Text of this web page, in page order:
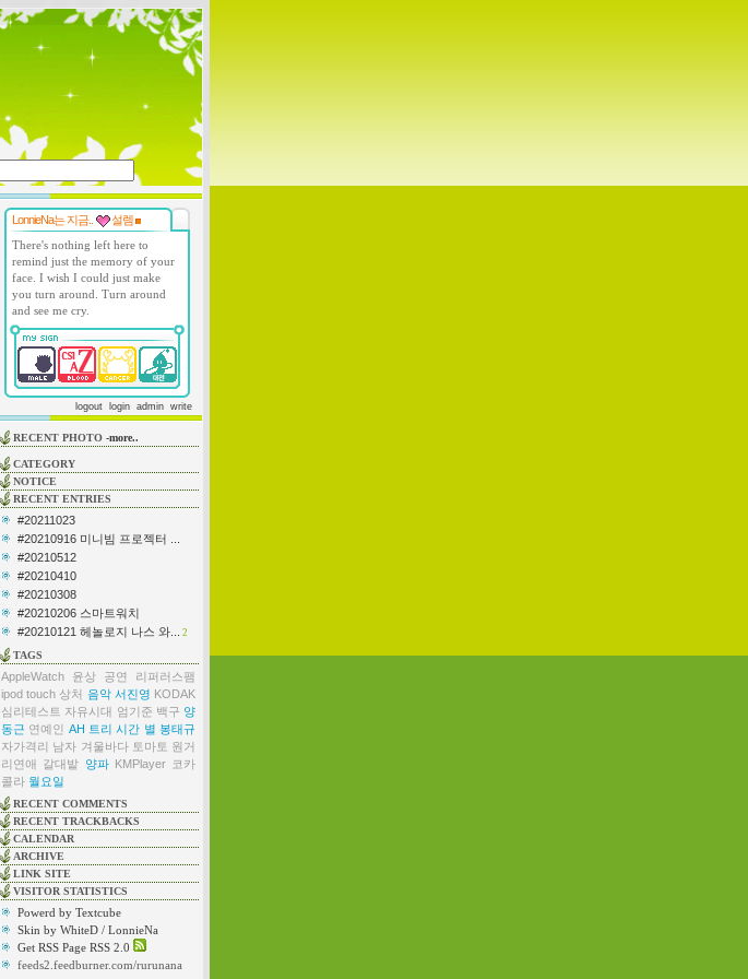
LonnieNa는 지금..
설렘
There's nothing left here to
remind just the memory of your
face. I wish I could just make
you turn around. Turn around
and see me cry.
logout login admin write
RECENT PHOTO -more..
CATEGORY
NOTICE
RECENT ENTRIES
#20211023
#20210916 미니빔 프로젝터 ...
#20210512
#20210410
#20210308
#20210206 스마트워치
#20210121 헤놀로지 나스 와...
2
TAGS
AppleWatch 윤상 공연
리퍼러스팸
ipod touch 상처 음악 서진영 KODAK
심리테스트 자유시대 엄기준 백구 양
동근 연예인 AH 트리 시간 별 봉태규
자가격리 남자 겨울바다 토마토 원거
리연애 갈대밭 양파 KMPlayer
코카
콜라 월요일
RECENT COMMENTS
RECENT TRACKBACKS
CALENDAR
ARCHIVE
LINK SITE
VISITOR STATISTICS
Powerd by Textcube
Skin by WhiteD / LonnieNa
Get RSS Page RSS 2.0
feeds2.feedburner.com/rurunana